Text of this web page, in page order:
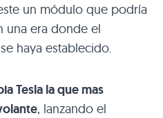
un módulo que podría
una era donde el
haya establecido.
Tesla la que mas
, lanzando el